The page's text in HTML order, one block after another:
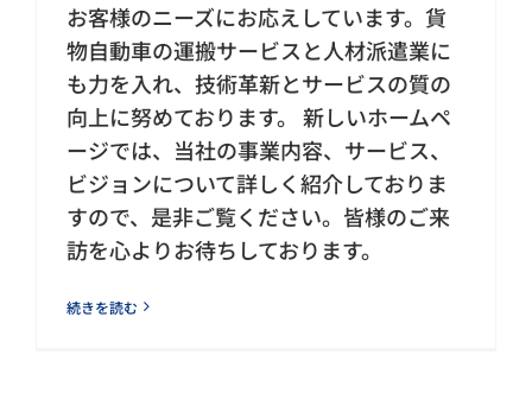
お客様のニーズにお応えしています。貨
物自動車の運搬サービスと人材派遣業に
も力を入れ、技術革新とサービスの質の
向上に努めております。 新しいホームペ
ージでは、当社の事業内容、サービス、
ビジョンについて詳しく紹介しておりま
すので、是非ご覧ください。皆様のご来
訪を心よりお待ちしております。
続きを読む